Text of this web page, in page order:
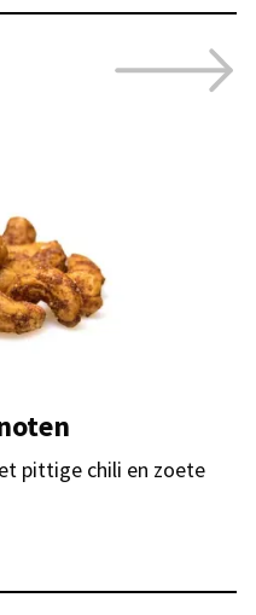
pittige chili en zoete